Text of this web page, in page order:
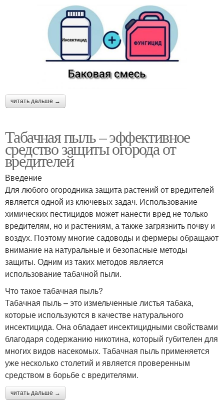
читать дальше →
Табачная пыль – эффективное
средство защиты огорода от
вредителей
Введение
Для любого огородника защита растений от вредителей
является одной из ключевых задач. Использование
химических пестицидов может нанести вред не только
вредителям, но и растениям, а также загрязнить почву и
воздух. Поэтому многие садоводы и фермеры обращают
внимание на натуральные и безопасные методы
защиты. Одним из таких методов является
использование табачной пыли.
Что такое табачная пыль?
Табачная пыль – это измельченные листья табака,
которые используются в качестве натурального
инсектицида. Она обладает инсектицидными свойствами
благодаря содержанию никотина, который губителен для
многих видов насекомых. Табачная пыль применяется
уже несколько столетий и является проверенным
средством в борьбе с вредителями.
читать дальше →